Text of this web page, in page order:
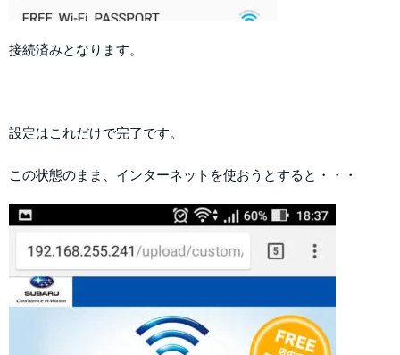
接続済みとなります。
設定はこれだけで完了です。
この状態のまま、インターネットを使おうとすると・・・